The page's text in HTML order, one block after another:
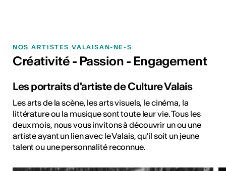
NOS ARTISTES VALAISAN-NE-S
Créativité - Passion - Engagement
Les portraits d'artiste de Culture Valais
Les arts de la scène, les arts visuels, le cinéma, la
littérature ou la musique sont toute leur vie. Tous les
deux mois, nous vous invitons à découvrir un ou une
artiste ayant un lien avec le Valais, qu'il soit un jeune
talent ou une personnalité reconnue.